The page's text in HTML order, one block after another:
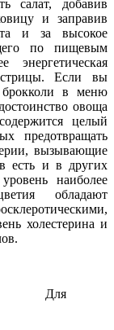
салат, добавив
и заправив
и за высокое
по пищевым
Если вы
брокколи в меню
овоща
целый
предотвращать
вызывающие
есть и в других
наиболее
обладают
холестерина и
Для